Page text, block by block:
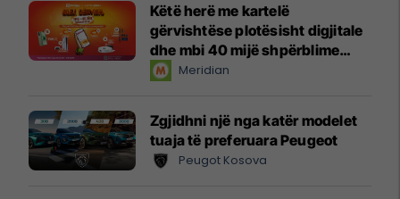
Këtë herë me kartelë
gërvishtëse plotësisht digjitale
dhe mbi 40 mijë shpërblime
instant!Meridian
Zgjidhni një nga katër modelet
tuaja të preferuara Peugeot
Peugot Kosova